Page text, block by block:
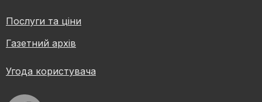
Послуги та ціни
Газетний архів
Угода користувача